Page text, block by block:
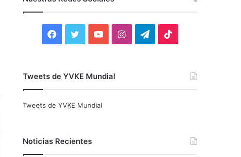
F
c
o
i
r
Y
u
e
I
r
T
a
Tweets de YVKE Mundial
Tweets de YVKE Mundial
Noticias Recientes